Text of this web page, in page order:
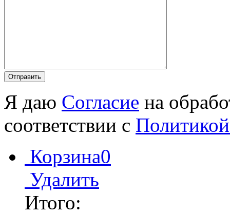
Я даю Согласие на
соответствии с
Корзина0
Удалить
Итого: